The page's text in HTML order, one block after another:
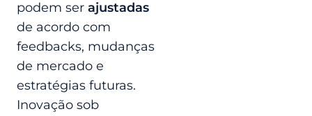
podem ser ajustadas
de acordo com
feedbacks, mudanças
de mercado e
estratégias futuras.
Inovação sob